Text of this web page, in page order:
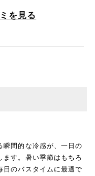
を見る
瞬間的な冷感が、一日の
ます。暑い季節はもちろ
日のバスタイムに最適で